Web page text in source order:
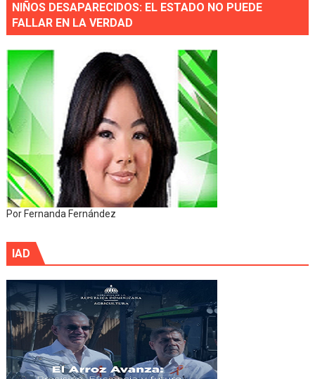
NIÑOS DESAPARECIDOS: EL ESTADO NO PUEDE
FALLAR EN LA VERDAD
Por Fernanda Fernández
IAD